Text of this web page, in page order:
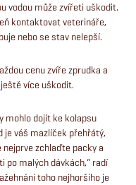
vodou může zvířeti uškodit.
kontaktovat veterináře,
nebo se stav nelepší.
cenu zvíře zprudka a
více uškodit.
mohlo dojít ke kolapsu
je váš mazlíček přehřátý,
zchlaďte packy a
po malých dávkách,“ radí
toho nejhoršího je